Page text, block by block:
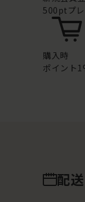
500ptプ
購入時
ポイント
配